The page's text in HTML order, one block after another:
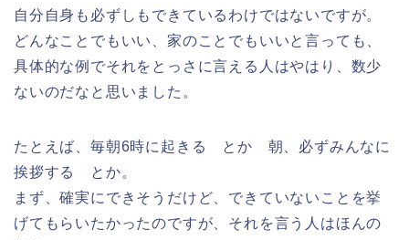
自分自身も必ずしもできているわけではないですが。
どんなことでもいい、家のことでもいいと言っても、
具体的な例でそれをとっさに言える人はやはり、数少
ないのだなと思いました。
たとえば、毎朝6時に起きる とか 朝、必ずみんなに
挨拶する とか。
まず、確実にできそうだけど、できていないことを挙
げてもらいたかったのですが、それを言う人はほんの